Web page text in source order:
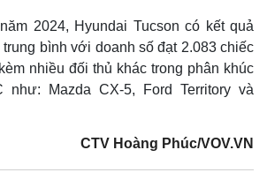
2024, Hyundai Tucson có kết quả
bình với doanh số đạt 2.083 chiếc
nhiều đối thủ khác trong phân khúc
như: Mazda CX-5, Ford Territory và
CTV Hoàng Phúc/VOV.VN